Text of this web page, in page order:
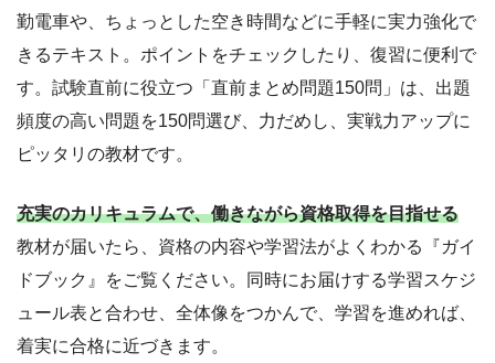
勤電車や、ちょっとした空き時間などに手軽に実力強化で
きるテキスト。ポイントをチェックしたり、復習に便利で
す。試験直前に役立つ「直前まとめ問題150問」は、出題
頻度の高い問題を150問選び、力だめし、実戦力アップに
ピッタリの教材です。
充実のカリキュラムで、働きながら資格取得を目指せる
教材が届いたら、資格の内容や学習法がよくわかる『ガイ
ドブック』をご覧ください。同時にお届けする学習スケジ
ュール表と合わせ、全体像をつかんで、学習を進めれば、
着実に合格に近づきます。